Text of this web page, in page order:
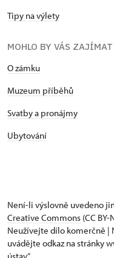
Tipy na výlety
MOHLO BY VÁS ZAJÍMAT
O zámku
Muzeum příběhů
Svatby a pronájmy
Ubytování
Není-li výslovně uvedeno
Creative Commons (CC
Neužívejte dílo komerčně |
uvádějte odkaz na stránky